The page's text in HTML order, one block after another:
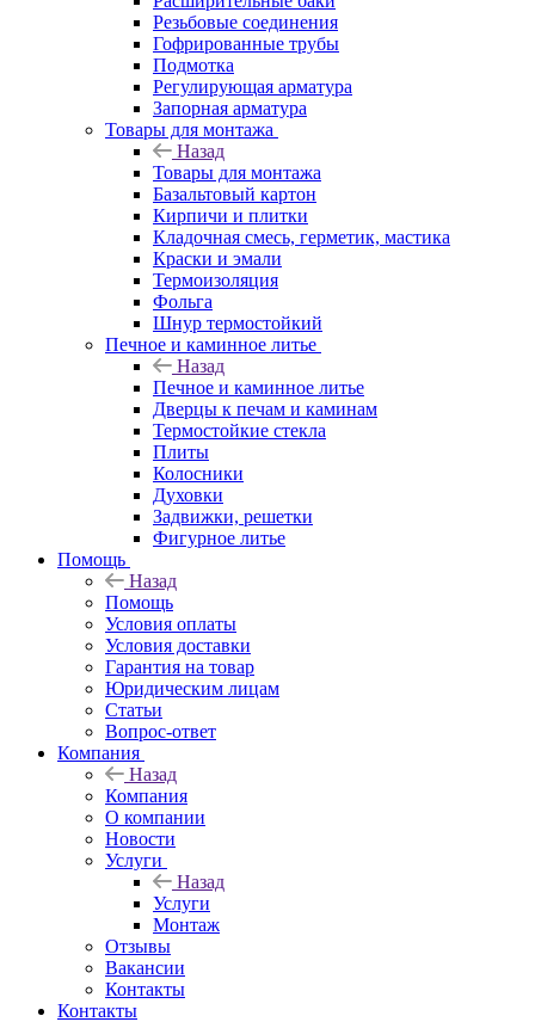
Резьбовые соединения
Гофрированные трубы
Подмотка
Регулирующая арматура
Запорная арматура
Товары для монтажа
Назад
Товары для монтажа
Базальтовый картон
Кирпичи и плитки
Кладочная смесь, герметик, мастика
Краски и эмали
Термоизоляция
Фольга
Шнур термостойкий
Печное и каминное литье
Назад
Печное и каминное литье
Дверцы к печам и каминам
Термостойкие стекла
Плиты
Колосники
Духовки
Задвижки, решетки
Фигурное литье
Помощь
Назад
Помощь
Условия оплаты
Условия доставки
Гарантия на товар
Юридическим лицам
Статьи
Вопрос-ответ
Компания
Назад
Компания
О компании
Новости
Услуги
Назад
Услуги
Монтаж
Отзывы
Вакансии
Контакты
Контакты